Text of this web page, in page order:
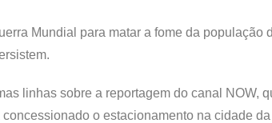
Mundial para matar a fome da
linhas sobre a reportagem do canal NOW,
o estacionamento na cidade